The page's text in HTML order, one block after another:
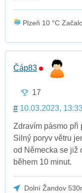
Plzeň 10 °C
Čáp83
17
# 10.03.2023,
Zdravím pásmo při
Silný poryv větru
od Německa se již
během 10 minut.
Dolní Žandov